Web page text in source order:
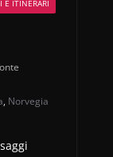
E ITINERARI
, Norvegia